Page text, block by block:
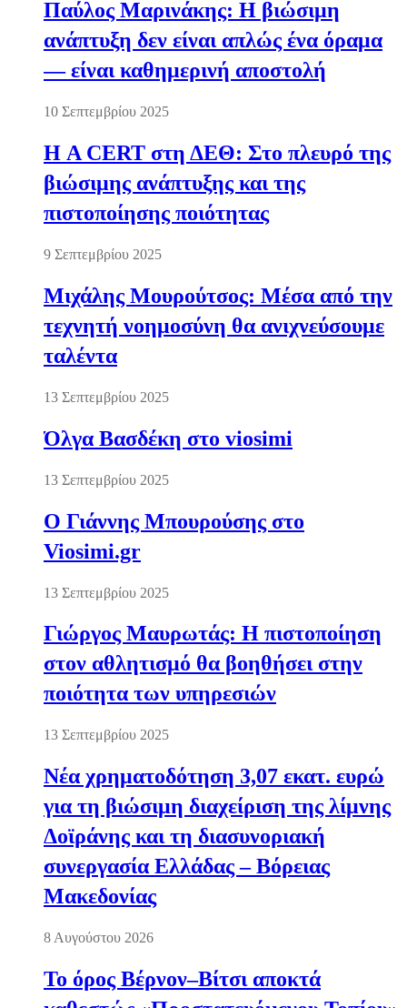
Παύλος Μαρινάκης: Η βιώσιμη
ανάπτυξη δεν είναι απλώς ένα όραμα
— είναι καθημερινή αποστολή
10 Σεπτεμβρίου 2025
Η A CERT στη ΔΕΘ: Στο πλευρό της
βιώσιμης ανάπτυξης και της
πιστοποίησης ποιότητας
9 Σεπτεμβρίου 2025
Μιχάλης Μουρούτσος: Μέσα από την
τεχνητή νοημοσύνη θα ανιχνεύσουμε
ταλέντα
13 Σεπτεμβρίου 2025
Όλγα Βασδέκη στο viosimi
13 Σεπτεμβρίου 2025
Ο Γιάννης Μπουρούσης στο
Viosimi.gr
13 Σεπτεμβρίου 2025
Γιώργος Μαυρωτάς: Η πιστοποίηση
στον αθλητισμό θα βοηθήσει στην
ποιότητα των υπηρεσιών
13 Σεπτεμβρίου 2025
Νέα χρηματοδότηση 3,07 εκατ. ευρώ
για τη βιώσιμη διαχείριση της λίμνης
Δοϊράνης και τη διασυνοριακή
συνεργασία Ελλάδας – Βόρειας
Μακεδονίας
8 Αυγούστου 2026
Το όρος Βέρνον–Βίτσι αποκτά